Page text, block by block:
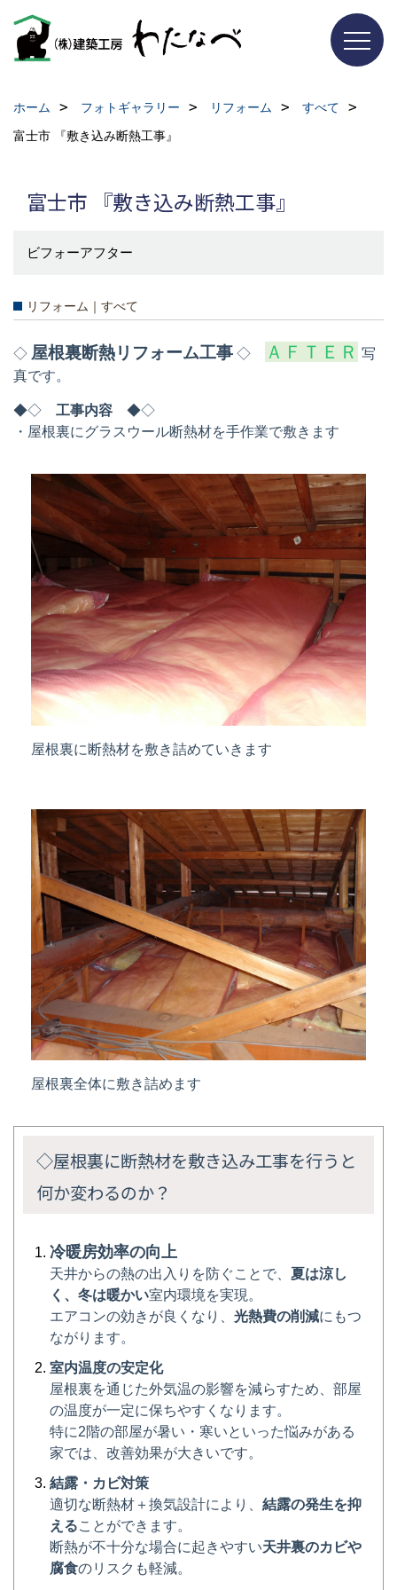
ホーム フォトギャラリー リフォーム
すべて
富士市 『敷き込み断熱工事』
富士市 『敷き込み断熱工事』
ビフォーアフター
リフォーム｜すべて
◇ 屋根裏断熱リフォーム工事 ◇ ＡＦＴＥＲ 写
真です。
◆◇ 工事内容 ◆◇
・屋根裏にグラスウール断熱材を手作業で敷きます
屋根裏に断熱材を敷き詰めていきます
屋根裏全体に敷き詰めます
◇屋根裏に断熱材を敷き込み工事を行うと
何か変わるのか？
冷暖房効率の向上
天井からの熱の出入りを防ぐことで、 夏は涼し
く、冬は暖かい室内環境を実現。
エアコンの効きが良くなり、 光熱費の削減にもつ
ながります。
室内温度の安定化
屋根裏を通じた外気温の影響を減らすため、部屋
の温度が一定に保ちやすくなります。
特に2階の部屋が暑い・寒いといった悩みがある
家では、改善効果が大きいです。
結露・カビ対策
適切な断熱材＋換気設計により、 結露の発生を抑
えることができます。
断熱が不十分な場合に起きやすい天井裏のカビや
腐食のリスクも軽減。